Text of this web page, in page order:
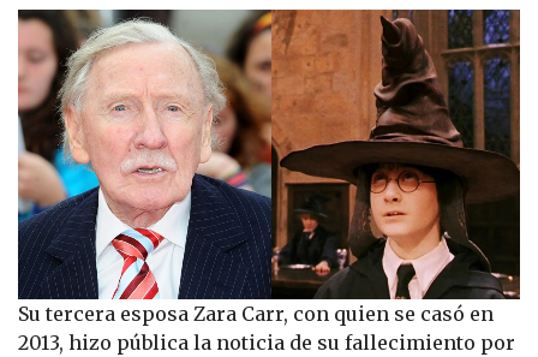
Su tercera esposa Zara Carr, con quien se casó en
2013, hizo pública la noticia de su fallecimiento por